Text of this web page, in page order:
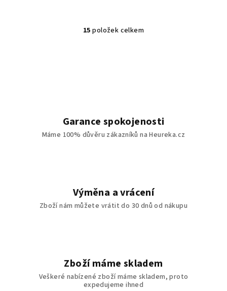
O
p
r
ý
p
15 položek celkem
Garance spokojenosti
Máme 100% důvěru zákazníků na Heureka.cz
Výměna a vrácení
Zboží nám můžete vrátit do 30 dnů od nákupu
Zboží máme skladem
Veškeré nabízené zboží máme skladem, proto
expedujeme ihned